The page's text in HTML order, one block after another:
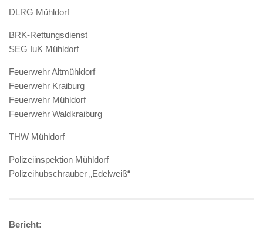
DLRG Mühldorf
BRK-Rettungsdienst
SEG IuK Mühldorf
Feuerwehr Altmühldorf
Feuerwehr Kraiburg
Feuerwehr Mühldorf
Feuerwehr Waldkraiburg
THW Mühldorf
Polizeiinspektion Mühldorf
Polizeihubschrauber „Edelweiß“
Bericht: